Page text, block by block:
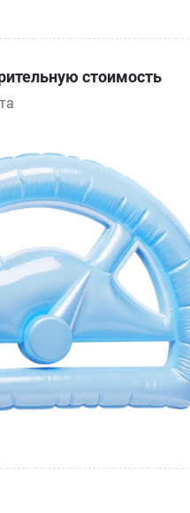
стоимость